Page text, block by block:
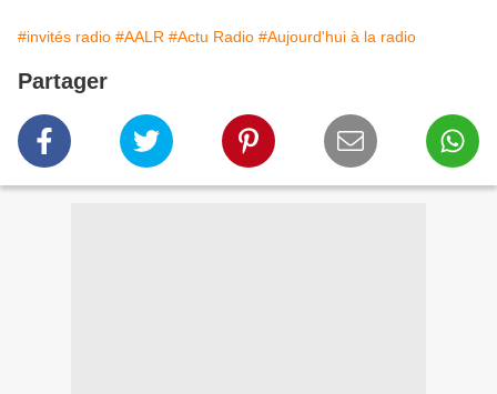
#invités radio #AALR #Actu Radio #Aujourd'hui à la radio
Partager